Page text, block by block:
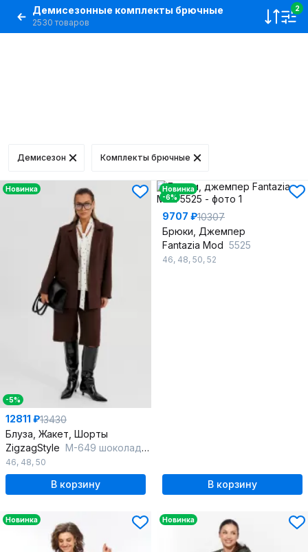
Демисезонные комплекты брючные
2530 товаров
2
Демисезон Комплекты брючные
Новинка
-5%
12811 ₽13430
Блуза, Жакет, Шорты
ZigzagStyle М-649 шоколадный-горох
46, 48, 50
В корзину
Новинка
-6%
9707 ₽10307
Брюки, Джемпер
Fantazia Mod 5525
46, 48, 50, 52
В корзину
Новинка Новинка